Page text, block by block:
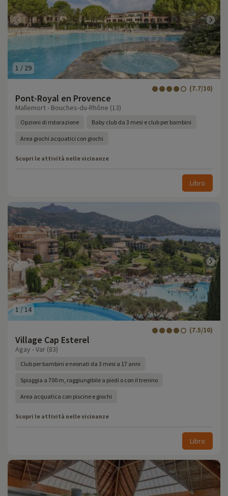
1 / 29
Pont-Royal en Provence
(7.7/10)
Mallemort - Bouches-du-Rhône (13)
Opzioni di ristorazione Baby club da 3 mesi e club per bambini
Area giochi acquatici con giochi
Scopri le attività nelle vicinanze
Libro
1 /14
Village Cap Esterel
(7.5/10)
Agay - Var (83)
Club per bambini e neonati da 3 mesi a 17 anni
Spiaggia a 700 m, raggiungibile a piedi o con il trenino
Area acquatica con piscine e giochi
Scopri le attività nelle vicinanze
Libro